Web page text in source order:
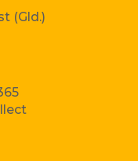
(Gld.)